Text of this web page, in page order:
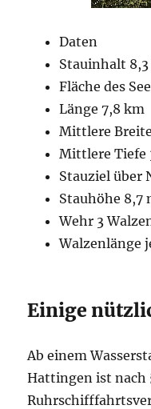
Daten
Stauinhalt 8,3
Fläche des
Länge 7,8 km
Mittlere
Mittlere Tiefe
Stauziel über
Stauhöhe 8,7
Wehr 3
Walzenlänge
Einige
Ab einem
Hattingen ist nach